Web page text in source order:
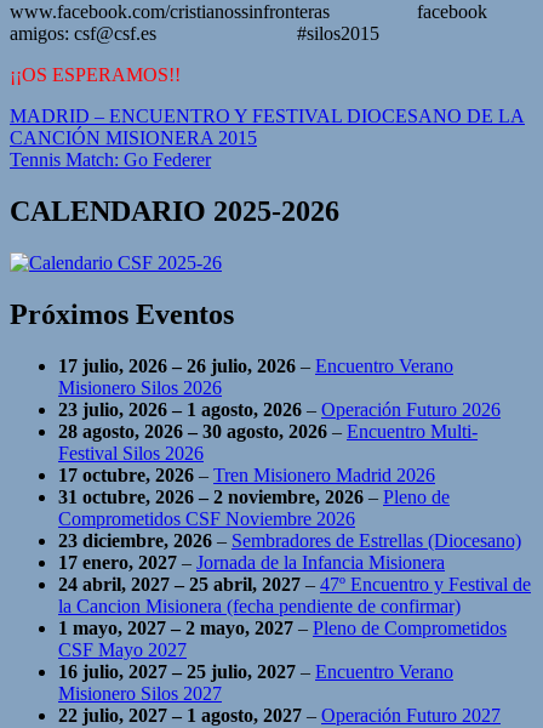
www.facebook.com/cristianossinfronteras facebook
amigos: csf@csf.es #silos2015
¡¡OS ESPERAMOS!!
Navegación
de
MADRID – ENCUENTRO Y FESTIVAL DIOCESANO DE LA
CANCIÓN MISIONERA 2015
Tennis Match: Go Federer
CALENDARIO 2025-2026
Próximos Eventos
17 julio, 2026 – 26 julio, 2026 – Encuentro Verano
Misionero Silos 2026
23 julio, 2026 – 1 agosto, 2026 – Operación Futuro 2026
28 agosto, 2026 – 30 agosto, 2026 – Encuentro Multi-
Festival Silos 2026
17 octubre, 2026 – Tren Misionero Madrid 2026
31 octubre, 2026 – 2 noviembre, 2026 – Pleno de
Comprometidos CSF Noviembre 2026
23 diciembre, 2026 – Sembradores de Estrellas (Diocesano)
17 enero, 2027 – Jornada de la Infancia Misionera
24 abril, 2027 – 25 abril, 2027 – 47º Encuentro y Festival de
la Cancion Misionera (fecha pendiente de confirmar)
1 mayo, 2027 – 2 mayo, 2027 – Pleno de Comprometidos
CSF Mayo 2027
16 julio, 2027 – 25 julio, 2027 – Encuentro Verano
Misionero Silos 2027
22 julio, 2027 – 1 agosto, 2027 – Operación Futuro 2027